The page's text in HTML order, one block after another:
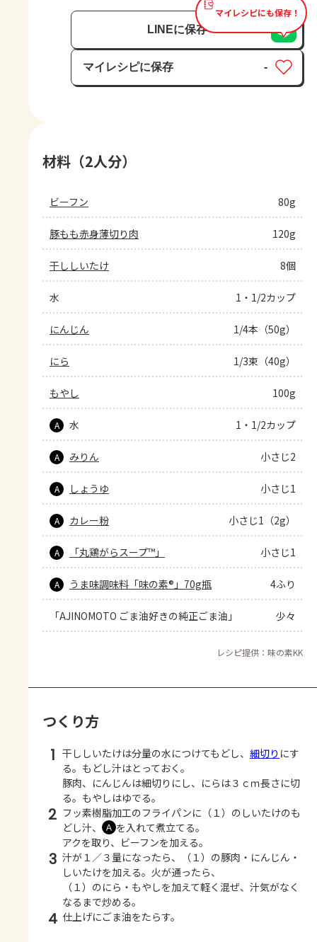
マイレシピにも保存！
LINEに保存
マイレシピに保存
保存済み
-
材料（2人分）
ビーフン 80g
豚もも赤身薄切り肉 120g
干ししいたけ 8個
水 1・1/2カップ
にんじん 1/4本（50g）
にら 1/3束（40g）
もやし 100g
A 水 1・1/2カップ
A みりん 小さじ2
A しょうゆ 小さじ1
A カレー粉 小さじ1（2g）
A 「丸鶏がらスープ™」 小さじ1
A うま味調味料「味の素®」70g瓶 4ふり
「AJINOMOTO ごま油好きの純正ごま油」 少々
レシピ提供：味の素KK
つくり方
1 干ししいたけは分量の水につけてもどし、 細切り にす
る。もどし汁はとっておく。
豚肉、にんじんは細切りにし、にらは３ｃｍ長さに切
る。もやしはゆでる。
2 フッ素樹脂加工のフライパンに（１）のしいたけのも
どし汁、
Ａ を入れて煮立てる。
アクを取り、ビーフンを加える。
3 汁が１／３量になったら、（１）の豚肉・にんじん・
しいたけを加える。火が通ったら、
（１）のにら・もやしを加えて軽く混ぜ、汁気がなく
なるまで炒める。
4 仕上げにごま油をたらす。